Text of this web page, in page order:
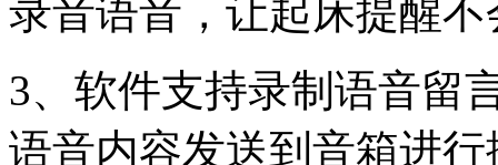
录音语音，让起床提醒
3、软件支持录制语音留
语音内容发送到音箱进